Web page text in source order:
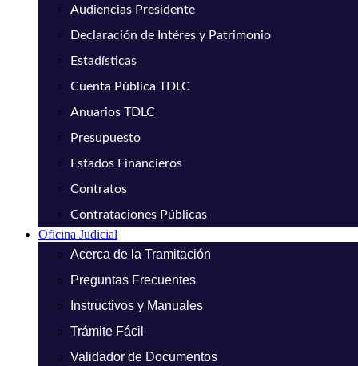
Audiencias Presidente
Declaración de Intéres y Patrimonio
Estadísticas
Cuenta Pública TDLC
Anuarios TDLC
Presupuesto
Estados Financieros
Contratos
Contrataciones Públicas
Oficina Judicial
Acerca de la Tramitación
Preguntas Frecuentes
Instructivos y Manuales
Trámite Fácil
Validador de Documentos